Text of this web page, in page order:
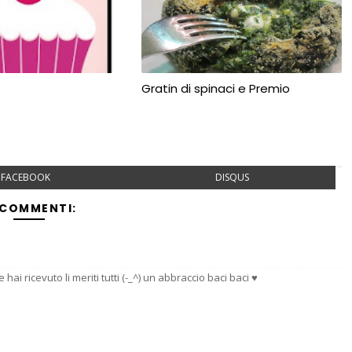
Gratin di spinaci e Premio
FACEBOOK DISQUS
ricevuto li meriti tutti (-_^) un abbraccio baci baci ♥